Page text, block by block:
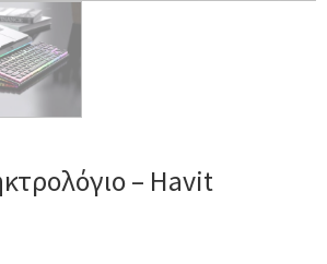
– Havit